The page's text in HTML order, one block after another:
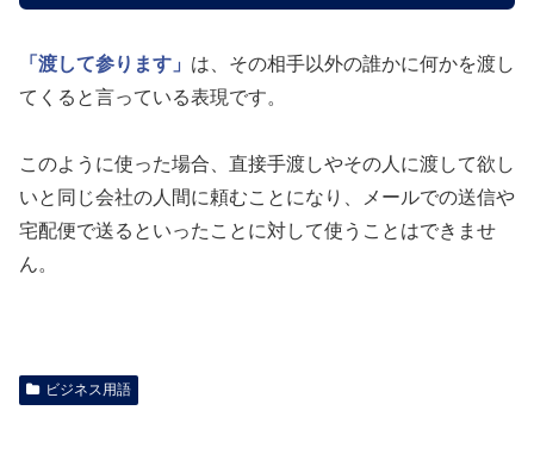
「渡して参ります」 は、その相手以外の誰かに何かを渡し
てくると言っている表現です。
このように使った場合、直接手渡しやその人に渡して欲し
いと同じ会社の人間に頼むことになり、メールでの送信や
宅配便で送るといったことに対して使うことはできませ
ん。
ビジネス用語